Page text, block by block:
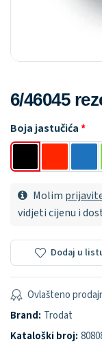
6/46045
Boja jastučića
Molim
vidjeti cijenu i
Dodaj u
Ovlašteno
Brand: Trodat
Kataloški broj: